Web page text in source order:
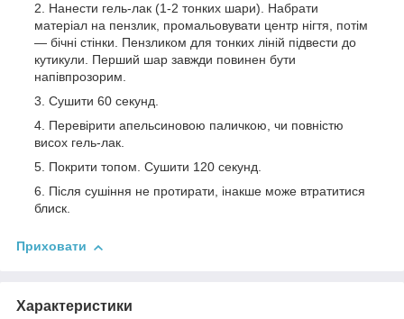
Нанести гель-лак (1-2 тонких шари). Набрати
матеріал на пензлик, промальовувати центр нігтя, потім
— бічні стінки. Пензликом для тонких ліній підвести до
кутикули. Перший шар завжди повинен бути
напівпрозорим.
Сушити 60 секунд.
Перевірити апельсиновою паличкою, чи повністю
висох гель-лак.
Покрити топом. Сушити 120 секунд.
Після сушіння не протирати, інакше може втратитися
блиск.
Приховати
Характеристики